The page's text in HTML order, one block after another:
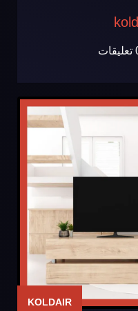
KOLDAIR